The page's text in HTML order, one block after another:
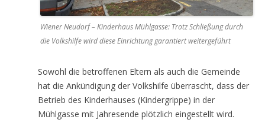
Wiener Neudorf – Kinderhaus Mühlgasse: Trotz Schließung durch
die Volkshilfe wird diese Einrichtung garantiert weitergeführt
Sowohl die betroffenen Eltern als auch die Gemeinde
hat die Ankündigung der Volkshilfe überrascht, dass der
Betrieb des Kinderhauses (Kindergrippe) in der
Mühlgasse mit Jahresende plötzlich eingestellt wird.